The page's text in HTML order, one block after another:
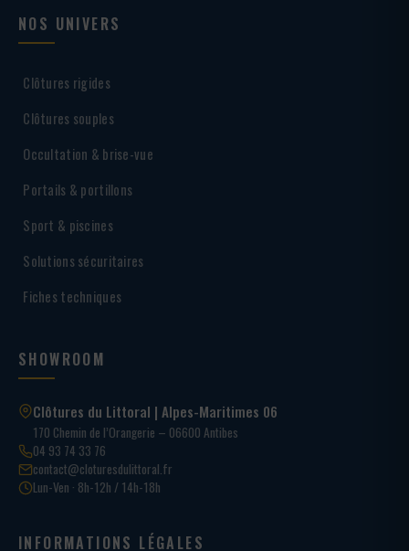
NOS UNIVERS
Clôtures rigides
Clôtures souples
Occultation & brise-vue
Portails & portillons
Sport & piscines
Solutions sécuritaires
Fiches techniques
SHOWROOM
Clôtures du Littoral | Alpes-Maritimes 06
170 Chemin de l’Orangerie – 06600 Antibes
04 93 74 33 76
contact@cloturesdulittoral.fr
Lun-Ven · 8h-12h / 14h-18h
INFORMATIONS LÉGALES